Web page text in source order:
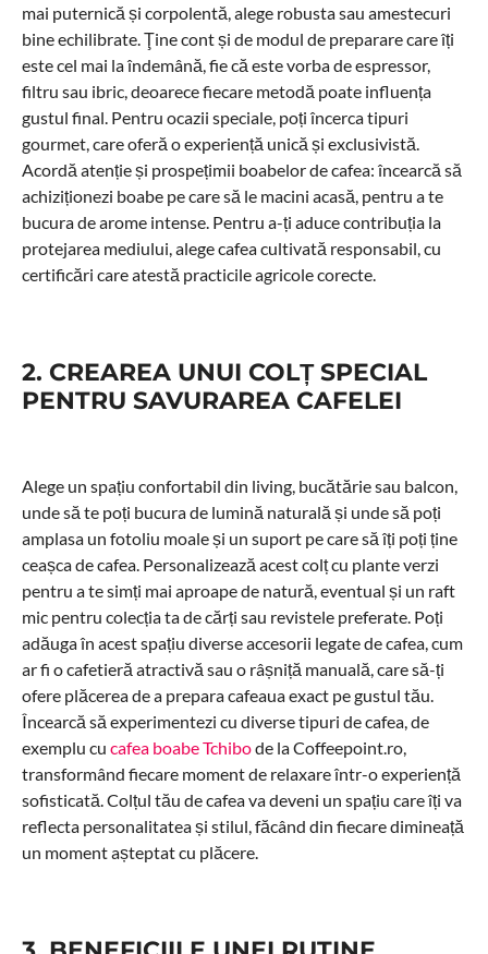
mai puternică și corpolentă, alege robusta sau amestecuri
bine echilibrate. Ţine cont și de modul de preparare care îți
este cel mai la îndemână, fie că este vorba de espressor,
filtru sau ibric, deoarece fiecare metodă poate influența
gustul final. Pentru ocazii speciale, poți încerca tipuri
gourmet, care oferă o experiență unică și exclusivistă.
Acordă atenție și prospețimii boabelor de cafea: încearcă să
achiziționezi boabe pe care să le macini acasă, pentru a te
bucura de arome intense. Pentru a-ți aduce contribuția la
protejarea mediului, alege cafea cultivată responsabil, cu
certificări care atestă practicile agricole corecte.
2. CREAREA UNUI COLȚ SPECIAL
PENTRU SAVURAREA CAFELEI
Alege un spațiu confortabil din living, bucătărie sau balcon,
unde să te poți bucura de lumină naturală și unde să poți
amplasa un fotoliu moale și un suport pe care să îți poți ține
ceașca de cafea. Personalizează acest colț cu plante verzi
pentru a te simți mai aproape de natură, eventual și un raft
mic pentru colecția ta de cărți sau revistele preferate. Poți
adăuga în acest spațiu diverse accesorii legate de cafea, cum
ar fi o cafetieră atractivă sau o râșniță manuală, care să-ți
ofere plăcerea de a prepara cafeaua exact pe gustul tău.
Încearcă să experimentezi cu diverse tipuri de cafea, de
exemplu cu cafea boabe Tchibode la Coffeepoint.ro,
transformând fiecare moment de relaxare într-o experiență
sofisticată. Colțul tău de cafea va deveni un spațiu care îți va
reflecta personalitatea și stilul, făcând din fiecare dimineață
un moment așteptat cu plăcere.